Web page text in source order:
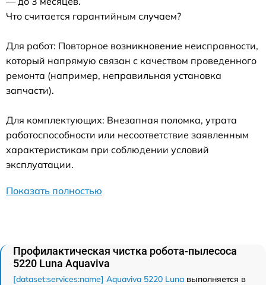
Что считается гарантийным случаем?
Для работ: Повторное возникновение неисправности,
который напрямую связан с качеством проведенного
ремонта (например, неправильная установка
запчасти).
Для комплектующих: Внезапная поломка, утрата
работоспособности или несоответствие заявленным
характеристикам при соблюдении условий
эксплуатации.
Показать полностью
Профилактическая чистка робота-пылесоса
5220 Luna Aquaviva
[dataset:services:name] Aquaviva 5220 Luna выполняется в